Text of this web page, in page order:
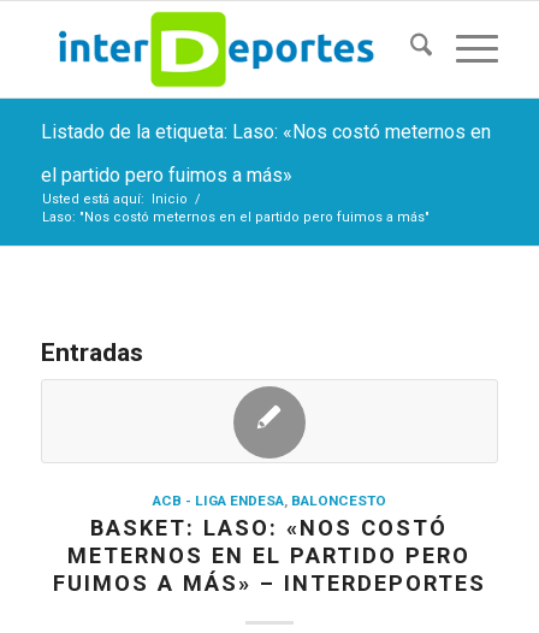
Listado de la etiqueta: Laso: «Nos costó meternos en
el partido pero fuimos a más»
Usted está aquí: Inicio /
Laso: "Nos costó meternos en el partido pero fuimos a más"
Entradas
ACB - LIGA ENDESA, BALONCESTO
BASKET: LASO: «NOS COSTÓ
METERNOS EN EL PARTIDO PERO
FUIMOS A MÁS» – INTERDEPORTES